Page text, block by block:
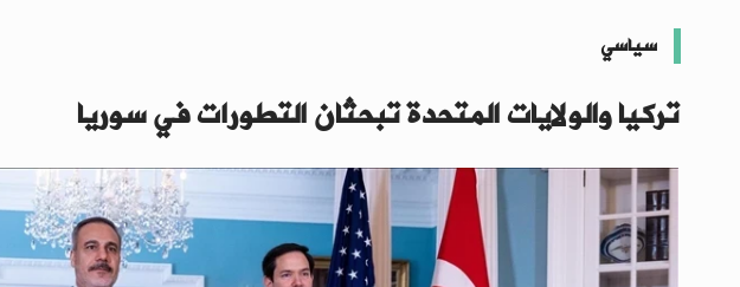
سياسي
تركيا والولايات المتحدة تبحثان التطورات في سوريا